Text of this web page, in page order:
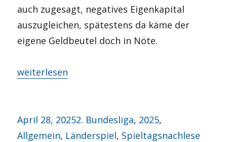
auch zugesagt, negatives Eigenkapital
auszugleichen, spätestens da käme der
eigene Geldbeutel doch in Nöte.
„Zwangsversteigert?“
weiterlesen
Veröffentlicht
am
April 28, 2025Kategorien
2. Bundesliga, 2025,
Allgemein, Länderspiel, Spieltagsnachlese